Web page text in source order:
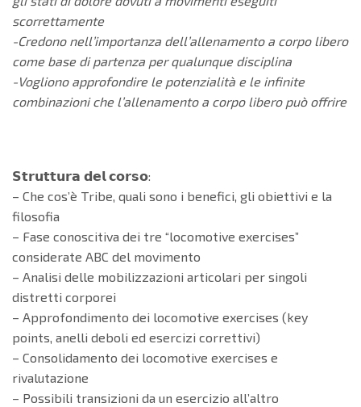
scorrettamente
-Credono nell’importanza dell’allenamento a corpo libero
come base di partenza per qualunque disciplina
-Vogliono approfondire le potenzialità e le infinite
combinazioni che l’allenamento a corpo libero può offrire
𝗦𝘁𝗿𝘂𝘁𝘁𝘂𝗿𝗮 𝗱𝗲𝗹 𝗰𝗼𝗿𝘀𝗼:
– Che cos’è Tribe, quali sono i benefici, gli obiettivi e la
filosofia
– Fase conoscitiva dei tre “locomotive exercises”
considerate ABC del movimento
– Analisi delle mobilizzazioni articolari per singoli
distretti corporei
– Approfondimento dei locomotive exercises (key
points, anelli deboli ed esercizi correttivi)
– Consolidamento dei locomotive exercises e
rivalutazione
– Possibili transizioni da un esercizio all’altro